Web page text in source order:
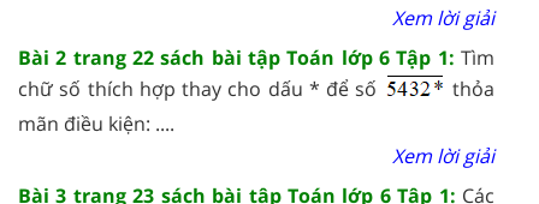
Xem lời giải
Bài 2 trang 22 sách bài tập Toán lớp 6 Tập 1: Tìm
chữ số thích hợp thay cho dấu * để số
thỏa
mãn điều kiện: ....
Xem lời giải
Bài 3 trang 23 sách bài tập Toán lớp 6 Tập 1: Các